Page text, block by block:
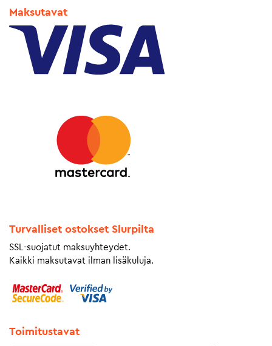
Maksutavat
Turvalliset ostokset Slurpilta
SSL-suojatut maksuyhteydet.
Kaikki maksutavat ilman lisäkuluja.
Toimitustavat